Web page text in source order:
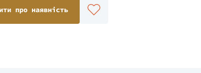
про наявність